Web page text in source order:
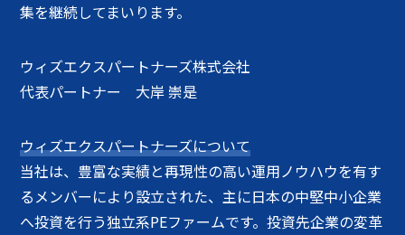
集を継続してまいります。
ウィズエクスパートナーズ株式会社
代表パートナー 大岸 崇是
ウィズエクスパートナーズについて
当社は、豊富な実績と再現性の高い運用ノウハウを有す
るメンバーにより設立された、主に日本の中堅中小企業
へ投資を行う独立系PEファームです。投資先企業の変革